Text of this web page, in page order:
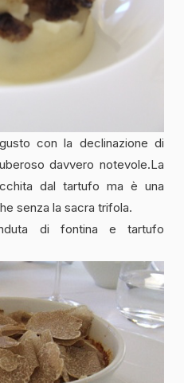
con la declinazione di
davvero notevole.La
dal tartufo ma è una
senza la sacra trifola.
di fontina e tartufo